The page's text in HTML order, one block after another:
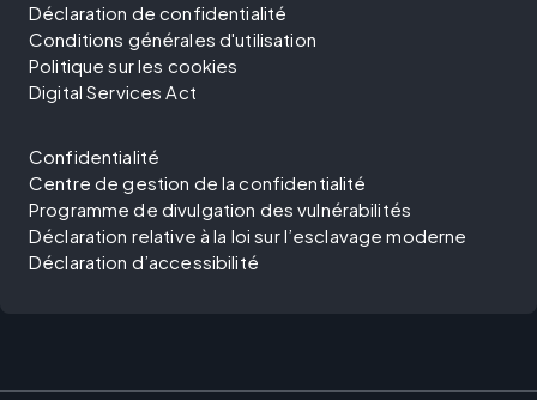
Déclaration de confidentialité
Conditions générales d'utilisation
Politique sur les cookies
Digital Services Act
Confidentialité
Centre de gestion de la confidentialité
Programme de divulgation des vulnérabilités
Déclaration relative à la loi sur l’esclavage moderne
Déclaration d’accessibilité